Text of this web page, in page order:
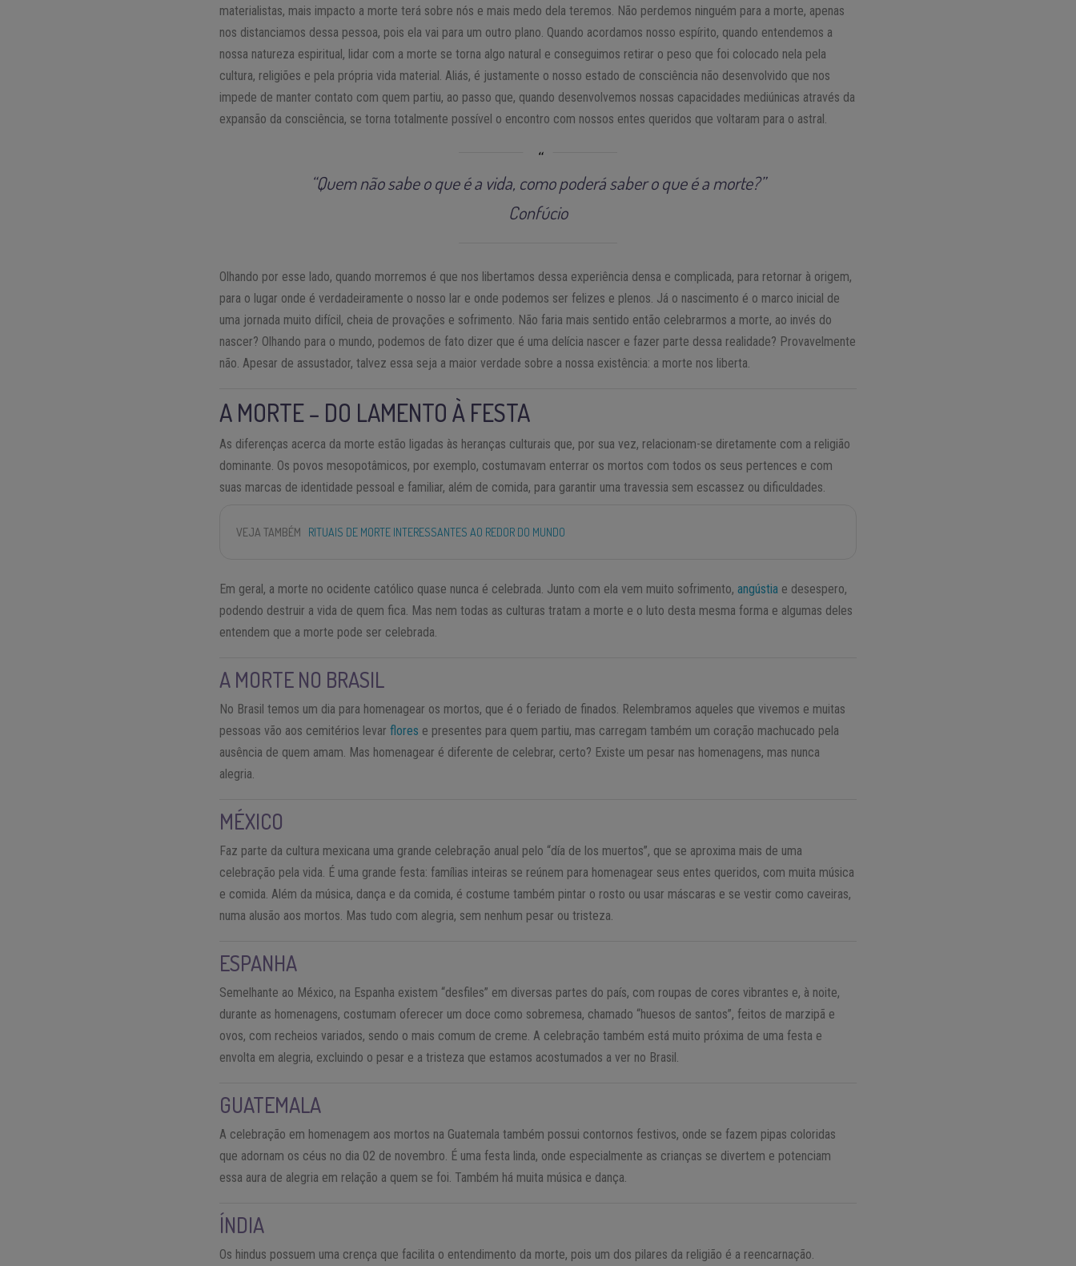
materialistas, mais impacto a morte terá sobre nós e mais medo dela teremos. Não perdemos ninguém para a morte, apenas
nos distanciamos dessa pessoa, pois ela vai para um outro plano. Quando acordamos nosso espírito, quando entendemos a
nossa natureza espiritual, lidar com a morte se torna algo natural e conseguimos retirar o peso que foi colocado nela pela
cultura, religiões e pela própria vida material. Aliás, é justamente o nosso estado de consciência não desenvolvido que nos
impede de manter contato com quem partiu, ao passo que, quando desenvolvemos nossas capacidades mediúnicas através da
expansão da consciência, se torna totalmente possível o encontro com nossos entes queridos que voltaram para o astral.
“Quem não sabe o que é a vida, como poderá saber o que é a morte?”
Confúcio
Olhando por esse lado, quando morremos é que nos libertamos dessa experiência densa e complicada, para retornar à origem,
para o lugar onde é verdadeiramente o nosso lar e onde podemos ser felizes e plenos. Já o nascimento é o marco inicial de
uma jornada muito difícil, cheia de provações e sofrimento. Não faria mais sentido então celebrarmos a morte, ao invés do
nascer? Olhando para o mundo, podemos de fato dizer que é uma delícia nascer e fazer parte dessa realidade? Provavelmente
não. Apesar de assustador, talvez essa seja a maior verdade sobre a nossa existência: a morte nos liberta.
A MORTE – DO LAMENTO À FESTA
As diferenças acerca da morte estão ligadas às heranças culturais que, por sua vez, relacionam-se diretamente com a religião
dominante. Os povos mesopotâmicos, por exemplo, costumavam enterrar os mortos com todos os seus pertences e com
suas marcas de identidade pessoal e familiar, além de comida, para garantir uma travessia sem escassez ou dificuldades.
VEJA TAMBÉM RITUAIS DE MORTE INTERESSANTES AO REDOR DO MUNDO
Em geral, a morte no ocidente católico quase nunca é celebrada. Junto com ela vem muito sofrimento,angústia e desespero,
podendo destruir a vida de quem fica. Mas nem todas as culturas tratam a morte e o luto desta mesma forma e algumas deles
entendem que a morte pode ser celebrada.
A MORTE NO BRASIL
No Brasil temos um dia para homenagear os mortos, que é o feriado de finados. Relembramos aqueles que vivemos e muitas
pessoas vão aos cemitérios levarflores e presentes para quem partiu, mas carregam também um coração machucado pela
ausência de quem amam. Mas homenagear é diferente de celebrar, certo? Existe um pesar nas homenagens, mas nunca
alegria.
MÉXICO
Faz parte da cultura mexicana uma grande celebração anual pelo “día de los muertos”, que se aproxima mais de uma
celebração pela vida. É uma grande festa: famílias inteiras se reúnem para homenagear seus entes queridos, com muita música
e comida. Além da música, dança e da comida, é costume também pintar o rosto ou usar máscaras e se vestir como caveiras,
numa alusão aos mortos. Mas tudo com alegria, sem nenhum pesar ou tristeza.
ESPANHA
Semelhante ao México, na Espanha existem “desfiles” em diversas partes do país, com roupas de cores vibrantes e, à noite,
durante as homenagens, costumam oferecer um doce como sobremesa, chamado “huesos de santos”, feitos de marzipã e
ovos, com recheios variados, sendo o mais comum de creme. A celebração também está muito próxima de uma festa e
envolta em alegria, excluindo o pesar e a tristeza que estamos acostumados a ver no Brasil.
GUATEMALA
A celebração em homenagem aos mortos na Guatemala também possui contornos festivos, onde se fazem pipas coloridas
que adornam os céus no dia 02 de novembro. É uma festa linda, onde especialmente as crianças se divertem e potenciam
essa aura de alegria em relação a quem se foi. Também há muita música e dança.
ÍNDIA
Os hindus possuem uma crença que facilita o entendimento da morte, pois um dos pilares da religião é a reencarnação.